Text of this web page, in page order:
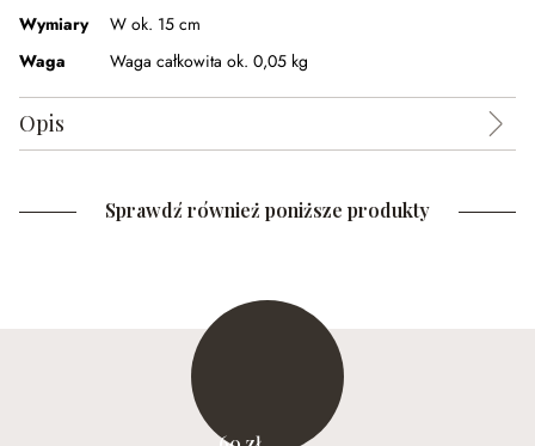
Wymiary
W ok. 15 cm
Waga
Waga całkowita ok. 0,05 kg
Opis
Sprawdź również poniższe produkty